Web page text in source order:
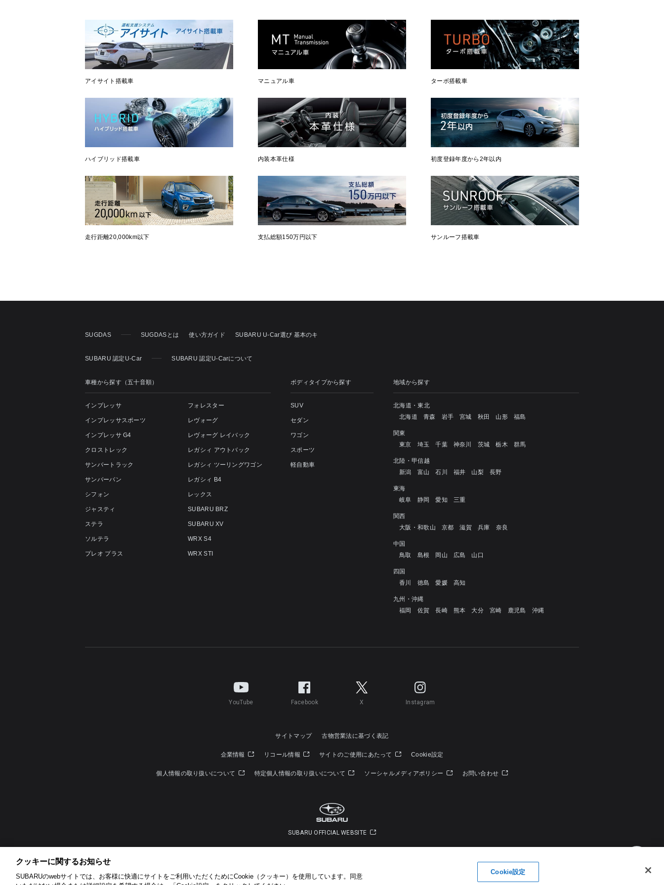
アイサイト搭載車 マニュアル車 ターボ搭載車
ハイブリッド搭載車 内装本革仕様 初度登録年度から2年以内
走行距離20,000km以下 支払総額150万円以下 サンルーフ搭載車
SUGDAS SUGDASとは 使い方ガイド SUBARU U-Car選び 基本のキ
SUBARU 認定U-Car SUBARU 認定U-Carについて
車種から探す（五十音順）
インプレッサ
インプレッサスポーツ
インプレッサ G4
クロストレック
サンバートラック
サンバーバン
シフォン
ジャスティ
ステラ
ソルテラ
プレオ プラス
フォレスター
レヴォーグ
レヴォーグ レイバック
レガシィ アウトバック
レガシィ ツーリングワゴン
レガシィ B4
レックス
SUBARU BRZ
SUBARU XV
WRX S4
WRX STI
ボディタイプから探す
SUV
セダン
ワゴン
スポーツ
軽自動車
地域から探す
北海道・東北
北海道
青森 岩手 宮城 秋田 山形 福島
関東
東京
埼玉 千葉 神奈川 茨城 栃木 群馬
北陸・甲信越
新潟
富山 石川 福井 山梨 長野
東海
岐阜
静岡 愛知 三重
関西
大阪・和歌山
京都 滋賀 兵庫 奈良
中国
鳥取
島根 岡山 広島 山口
四国
香川
徳島 愛媛 高知
九州・沖縄
福岡
佐賀 長崎 熊本 大分 宮崎 鹿児島 沖縄
YouTube Facebook X Instagram
サイトマップ 古物営業法に基づく表記
企業情報 リコール情報 サイトのご使用にあたって Cookie設定
個人情報の取り扱いについて 特定個人情報の取り扱いについて ソーシャルメディアポリシー お問い合わせ
SUBARU OFFICIAL WEBSITE
クッキーに関するお知らせ​
SUBARUのwebサイトでは、お客様に快適にサイトをご利用いただくためにCookie（クッキー）を使用しています。​ 同意
Cookie設定